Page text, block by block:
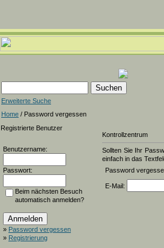
Erweiterte Suche
Home / Password vergessen
Registrierte Benutzer
Benutzername:
Passwort:
Beim nächsten Besuch
automatisch anmelden?
» Password vergessen
» Registrierung
Kontrollzentrum
Sollten Sie Ihr
einfach in das
Password
E-Mail: